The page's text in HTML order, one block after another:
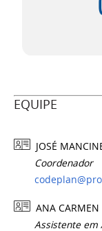
EQUIPE
JOSÉ
Coordenador
ANA CARMEN
Assistente em